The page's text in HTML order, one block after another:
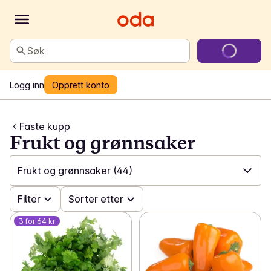
Søk
Logg inn Opprett konto
Faste kupp
Frukt og grønnsaker
Frukt og grønnsaker (44)
✓ Alle (175)
✓ Faste kupp: Kaffe
Faste kupp: Asiatisk (20)
Filter Sorter etter
3 for 64 kr